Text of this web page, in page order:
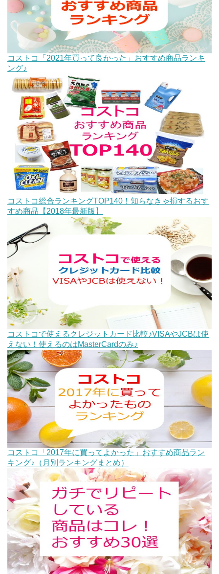
コストコ「2021年買って良かった」おすすめ商品ランキ
ング♪
コストコ総合ランキングTOP140！知らなきゃ損するおす
すめ商品【2018年最新版】
コストコで使えるクレジットカード比較♪VISAやJCBは使
えない！使えるのはMasterCardのみ♪
コストコ「2017年に買ってよかった」おすすめ商品ラン
キング♪（月別ランキングまとめ）